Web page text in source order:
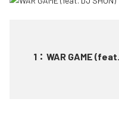
1 ： WAR GAME